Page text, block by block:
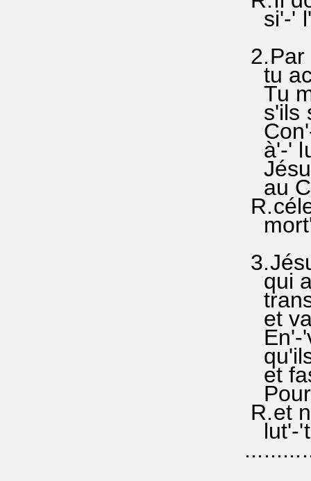
si'-'
2.Par
tu
Tu
s'ils
à'-'
au
qui
et va
En'-
et
Pour
R.et
lut'-